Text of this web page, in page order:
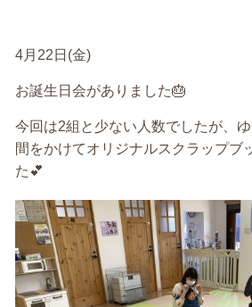
4月 22 日 (金)
お誕生日会がありました🎂
今回は2組と少ない人数でしたが、
間をかけてオリジナルスクラップブ
た 💕